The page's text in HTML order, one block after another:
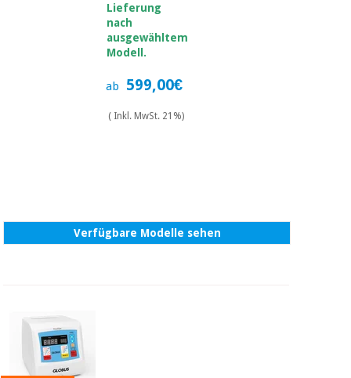
Lieferung
nach
ausgewähltem
Modell.
ab 599,00€
( Inkl. MwSt. 21%)
Verfügbare Modelle sehen